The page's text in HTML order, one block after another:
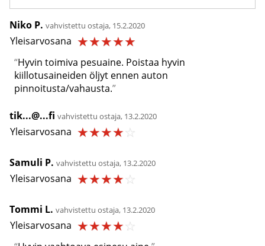
Niko P. vahvistettu ostaja, 15.2.2020
Yleisarvosana ☆☆☆☆☆
Hyvin toimiva pesuaine. Poistaa hyvin
kiillotusaineiden öljyt ennen auton
pinnoitusta/vahausta.
tik...@...fi vahvistettu ostaja, 13.2.2020
Yleisarvosana ☆☆☆☆☆
Samuli P. vahvistettu ostaja, 13.2.2020
Yleisarvosana ☆☆☆☆☆
Tommi L. vahvistettu ostaja, 13.2.2020
Yleisarvosana ☆☆☆☆☆